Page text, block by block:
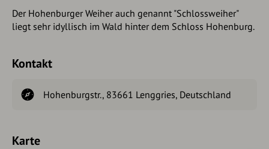
Der Hohenburger Weiher auch genannt "Schlossweiher"
liegt sehr idyllisch im Wald hinter dem Schloss Hohenburg.
Kontakt
Hohenburgstr., 83661 Lenggries, Deutschland
Karte